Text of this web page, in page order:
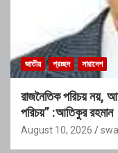
জাতীয় প্রচ্ছদ সারাদেশ
রাজনৈতিক পরিচয় নয়,
পরিচয়” :আতিকুর রহমান
August 10, 2026